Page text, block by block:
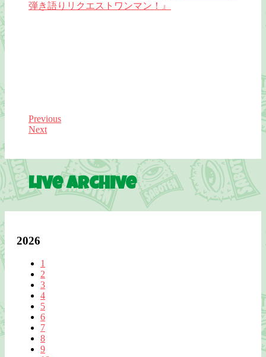
弾き語りリクエストワンマン！』
Previous
Next
Live Archive
2026
1
2
3
4
5
6
7
8
9